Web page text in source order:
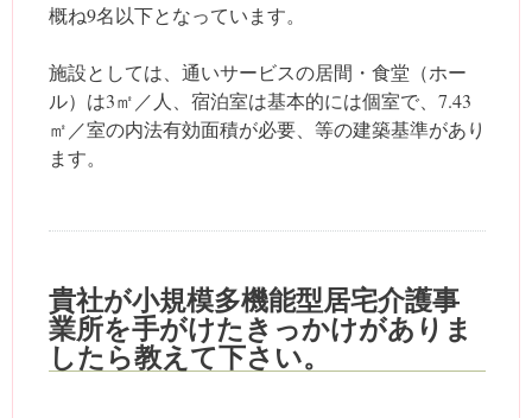
概ね9名以下となっています。
施設としては、通いサービスの居間・食堂（ホー
ル）は3㎡／人、宿泊室は基本的には個室で、7.43
㎡／室の内法有効面積が必要、等の建築基準があり
ます。
貴社が小規模多機能型居宅介護事
業所を手がけたきっかけがありま
したら教えて下さい。